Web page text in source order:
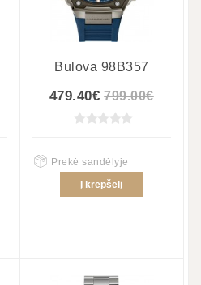
Bulova 98B357
479.40€ 799.00€
Prekė sandėlyje
Į krepšelį